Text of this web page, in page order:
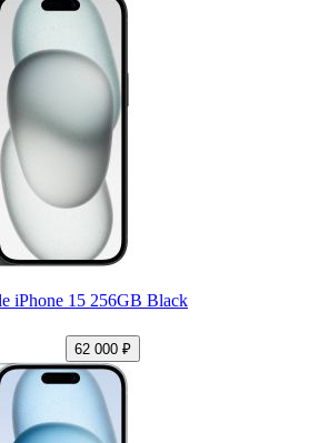
iPhone 15 256GB Black
62 000 ₽